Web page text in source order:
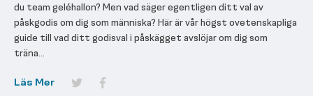
du team geléhallon? Men vad säger egentligen ditt val av
påskgodis om dig som människa? Här är vår högst ovetenskapliga
guide till vad ditt godisval i påskägget avslöjar om dig som
träna...
Läs Mer